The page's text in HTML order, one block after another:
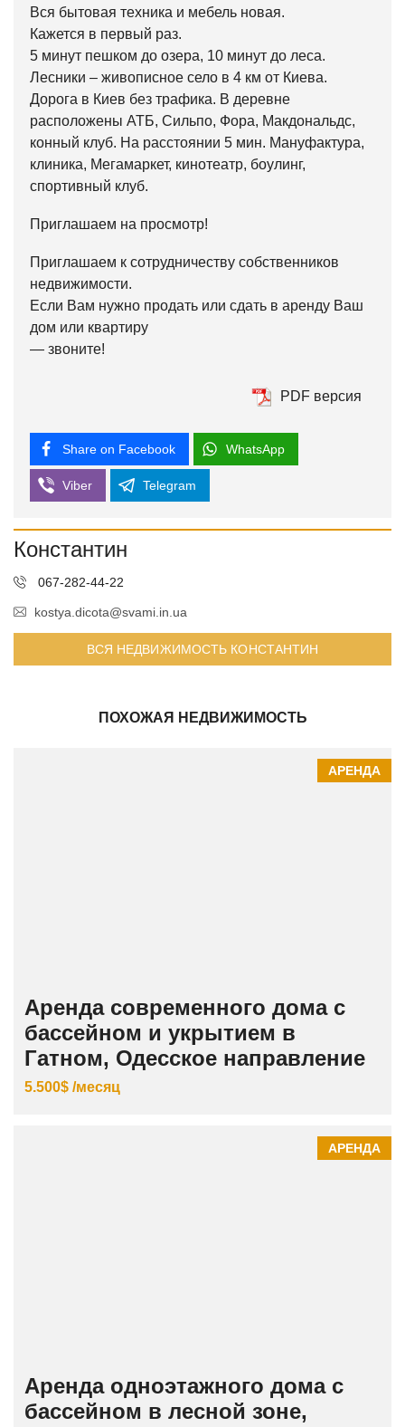
Вся бытовая техника и мебель новая.
Кажется в первый раз.
5 минут пешком до озера, 10 минут до леса.
Лесники – живописное село в 4 км от Киева.
Дорога в Киев без трафика. В деревне
расположены АТБ, Сильпо, Фора, Макдональдс,
конный клуб. На расстоянии 5 мин. Мануфактура,
клиника, Мегамаркет, кинотеатр, боулинг,
спортивный клуб.
Приглашаем на просмотр!
Приглашаем к сотрудничеству собственников
недвижимости.
Если Вам нужно продать или сдать в аренду Ваш
дом или квартиру
— звоните!
PDF версия
Share on Facebook WhatsApp
Viber Telegram
Константин
067-282-44-22
kostya.dicota@svami.in.ua
ВСЯ НЕДВИЖИМОСТЬ КОНСТАНТИН
ПОХОЖАЯ НЕДВИЖИМОСТЬ
АРЕНДА
Аренда современного дома с
бассейном и укрытием в
Гатном, Одесское направление
5.500$ /месяц
АРЕНДА
Аренда одноэтажного дома с
бассейном в лесной зоне,